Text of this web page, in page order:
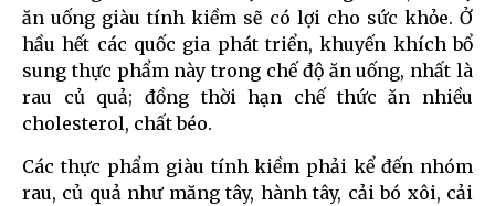
ăn uống giàu tính kiềm sẽ có lợi cho sức khỏe. Ở
hầu hết các quốc gia phát triển, khuyến khích bổ
sung thực phẩm này trong chế độ ăn uống, nhất là
rau củ quả; đồng thời hạn chế thức ăn nhiều
cholesterol, chất béo.
Các thực phẩm giàu tính kiềm phải kể đến nhóm
rau, củ quả như măng tây, hành tây, cải bó xôi, cải